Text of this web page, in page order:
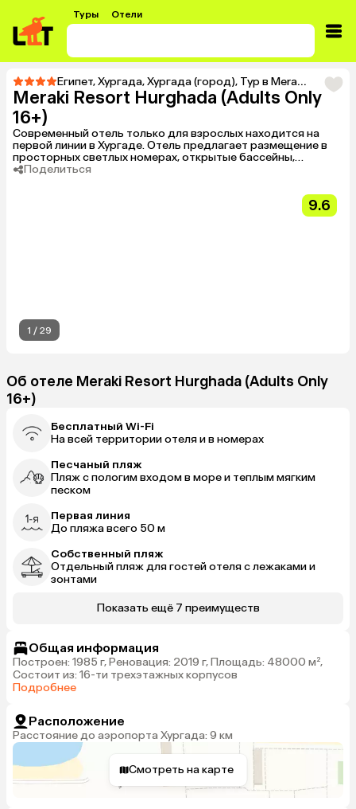
Туры Отели
Египет,Хургада,Хургада (город), Тур в Meraki Resort Hurghada (Adults Only 16+)
Meraki Resort Hurghada (Adults Only
16+)
Современный отель только для взрослых находится на
первой линии в Хургаде. Отель предлагает размещение в
просторных светлых номерах, открытые бассейны,
изысканные рестораны и бары, а также спа-центр.
Поделиться
9.6
1 / 29
Об отеле Meraki Resort Hurghada (Adults Only
16+)
Бесплатный Wi-Fi
На всей территории отеля и в номерах
Песчаный пляж
Пляж с пологим входом в море и теплым мягким
песком
Первая линия
До пляжа всего 50 м
Собственный пляж
Отдельный пляж для гостей отеля с лежаками и
зонтами
Показать ещё 7 преимуществ
Общая информация
Построен: 1985 г, Реновация: 2019 г, Площадь: 48000 м²,
Состоит из: 16-ти трехэтажных корпусов
Подробнее
Расположение
Расстояние до аэропорта Хургада: 9 км
Смотреть на карте